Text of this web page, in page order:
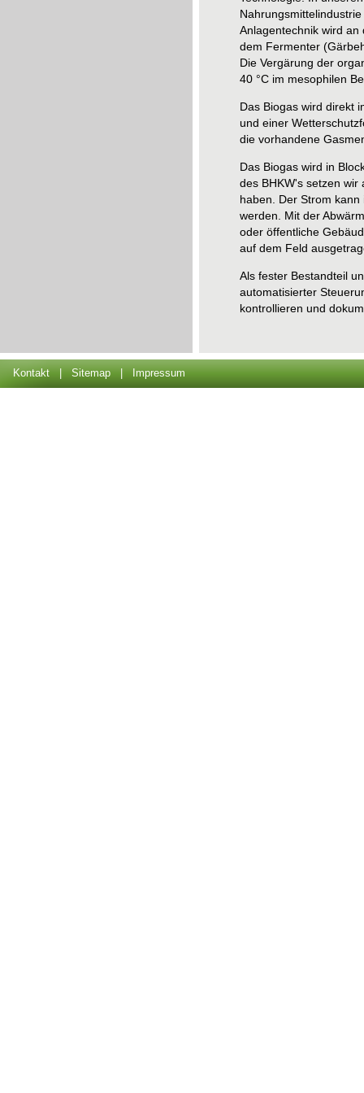
Anlagentechnik wird
dem Fermenter
Die Vergärung der
40 °C im mesophilen
Das Biogas wird direkt
und einer
die vorhandene
Das Biogas wird in
des BHKW's setzen
haben. Der Strom
werden. Mit der
oder öffentliche
auf dem Feld
Als fester Bestandteil
automatisierter
kontrollieren und
Kontakt Sitemap Impressum